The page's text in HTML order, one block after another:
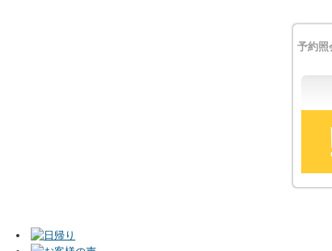
予約照